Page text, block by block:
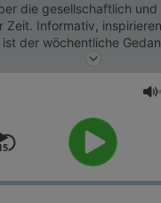
die gesellschaftlich
Zeit. Informativ,
ist der wöchentliche
die sich persönlich
Credits: Producer:
Dominik Völkl, Redaktion
Marc Lovric ***